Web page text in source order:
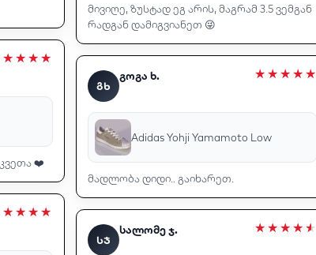
❤️
მივიღე, ზუსტად ეგ არის, მაგრამ 3.5 ვემგან
რადგან დამიგვიანეთ 😜
ᲒᲮ
გოგა ხ.
Adidas Yohji Yamamoto Low
მადლობა დიდი.. გაიხარეთ.
ᲡᲯ
სალომე ჯ.